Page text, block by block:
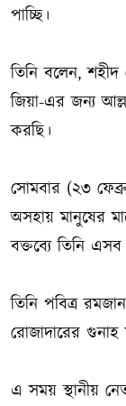
পাচ্ছি।
তিনি বলেন, শহীদ
জিয়া-এর জন্য
করছি।
সোমবার (২৩
অসহায় মানুষের
বক্তব্যে তিনি
তিনি পবিত্র
রোজাদারের
এ সময় স্থানীয়